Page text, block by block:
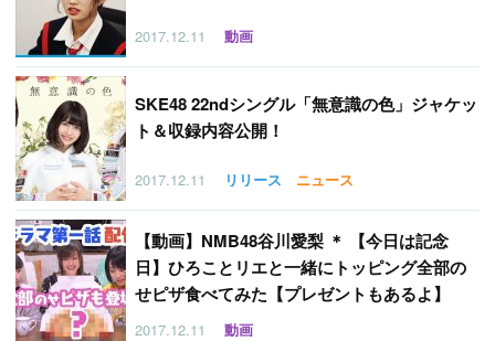
2017.12.11 動画
SKE48 22ndシングル「無意識の色」ジャケッ
ト＆収録内容公開！
2017.12.11 リリース ニュース
【動画】NMB48谷川愛梨 ＊ 【今日は記念
日】ひろことリエと一緒にトッピング全部の
せピザ食べてみた【プレゼントもあるよ】
2017.12.11 動画